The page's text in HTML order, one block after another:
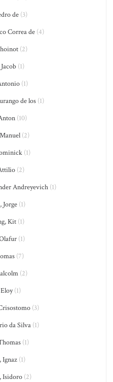
de(3)
Correa de(4)
(2)
(1)
(1)
de los (1)
(10)
(2)
(1)
(2)
Andreyevich(1)
Jorge (1)
Kit (1)
(1)
(7)
(2)
(1)
(3)
da Silva (1)
(1)
Ignaz (1)
Isidoro (2)